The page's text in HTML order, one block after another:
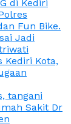
di Kediri
Fun Bike.
Jadi
Kediri Kota,
tangani
Sakit Dr